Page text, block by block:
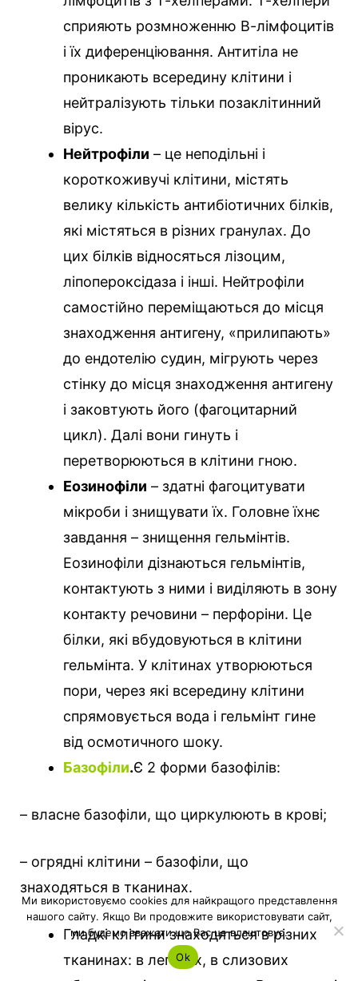
сприяють розмноженню В-лімфоцитів
і їх диференціювання. Антитіла не
проникають всередину клітини і
нейтралізують тільки позаклітинний
вірус.
Нейтрофіли – це неподільні і
короткоживучі клітини, містять
велику кількість антибіотичних білків,
які містяться в різних гранулах. До
цих білків відносяться лізоцим,
ліпопероксідаза і інші. Нейтрофіли
самостійно переміщаються до місця
знаходження антигену, «прилипають»
до ендотелію судин, мігрують через
стінку до місця знаходження антигену
і заковтують його (фагоцитарний
цикл). Далі вони гинуть і
перетворюються в клітини гною.
Еозинофіли – здатні фагоцитувати
мікроби і знищувати їх. Головне їхнє
завдання – знищення гельмінтів.
Еозинофіли дізнаються гельмінтів,
контактують з ними і виділяють в зону
контакту речовини – перфоріни. Це
білки, які вбудовуються в клітини
гельмінта. У клітинах утворюються
пори, через які всередину клітини
спрямовується вода і гельмінт гине
від осмотичного шоку.
Базофіли.Є 2 форми базофілів:
– власне базофіли, що циркулюють в крові;
– огрядні клітини – базофіли, що
знаходяться в тканинах.
Гладкі клітини знаходяться в різних
тканинах: в легенях, в слизових
Ми використовуємо cookies для найкращого представлення
нашого сайту. Якщо Ви продовжите використовувати сайт,
ми будемо вважати що Вас це влаштовує.
Ok